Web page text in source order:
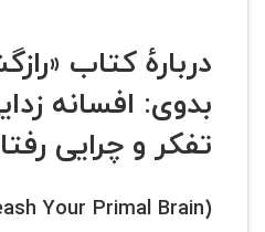
دربارهٔ کتاب
بدوی: افسانه
تفکر و چرایی
(Unleash Your Primal Brain)